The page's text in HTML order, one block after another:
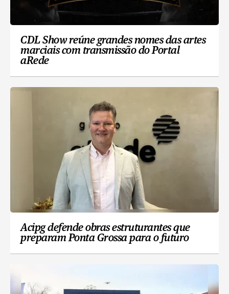
CDL Show reúne grandes nomes das artes
marciais com transmissão do Portal
aRede
Acipg defende obras estruturantes que
preparam Ponta Grossa para o futuro